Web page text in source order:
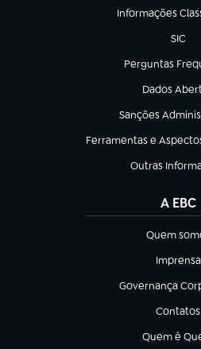
Informações
(abre em nova
SIC
(abre
Perguntas
(abre em nova
Dados
(abre em
Sanções
(abre em nova
Ferramentas e
(abre em nova aba)
Outras
(abre em nova
A EBC
Quem
(abre em
Imprensa
(abre em
Governança
(abre em nova
Contatos
(abre em
Quem é
(abre em